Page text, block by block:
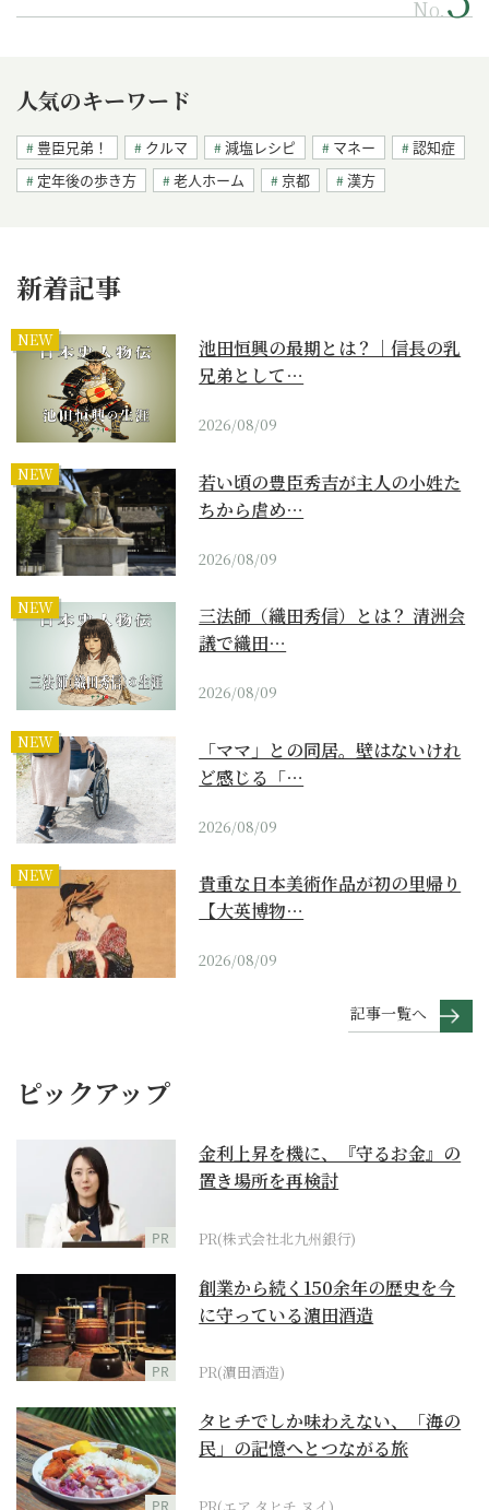
No.
人気のキーワード
豊臣兄弟！ クルマ 減塩レシピ マネー
認知症
定年後の歩き方
老人ホーム 京都 漢方
新着記事
NEW
池田恒興の最期とは？｜信長の乳
兄弟として…
2026/08/09
NEW
若い頃の豊臣秀吉が主人の小姓た
ちから虐め…
2026/08/09
NEW
三法師（織田秀信）とは？ 清洲会
議で織田…
2026/08/09
NEW
「ママ」との同居。壁はないけれ
ど感じる「…
2026/08/09
NEW
貴重な日本美術作品が初の里帰り
【大英博物…
2026/08/09
記事一覧へ
ピックアップ
PR
金利上昇を機に、『守るお金』の
置き場所を再検討
PR(株式会社北九州銀行)
PR
創業から続く150余年の歴史を今
に守っている濵田酒造
PR(濵田酒造)
PR
タヒチでしか味わえない、「海の
民」の記憶へとつながる旅
PR(エア タヒチ ヌイ)